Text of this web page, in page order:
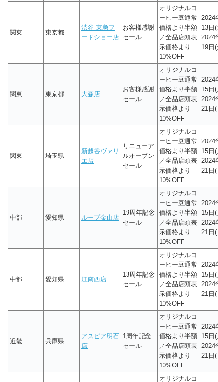
関東 東京都
渋谷 東急フ
ードショー店
お客様感謝
セール
オリジナルコ
ーヒー豆通常
価格より半額
／全品店頭表
示価格より
10%OFF
2024
13日
2024
19日(
関東 東京都 大森店
お客様感謝
セール
オリジナルコ
ーヒー豆通常
価格より半額
／全品店頭表
示価格より
10%OFF
2024
15日
2024
21日(
関東 埼玉県
新越谷ヴァリ
エ店
リニューア
ルオープン
セール
オリジナルコ
ーヒー豆通常
価格より半額
／全品店頭表
示価格より
10%OFF
2024
15日
2024
21日(
中部 愛知県 ループ金山店
19周年記念
セール
オリジナルコ
ーヒー豆通常
価格より半額
／全品店頭表
示価格より
10%OFF
2024
15日
2024
21日(
中部 愛知県 江南西店
13周年記念
セール
オリジナルコ
ーヒー豆通常
価格より半額
／全品店頭表
示価格より
10%OFF
2024
15日
2024
21日(
近畿 兵庫県
アスピア明石
店
1周年記念
セール
オリジナルコ
ーヒー豆通常
価格より半額
／全品店頭表
示価格より
10%OFF
2024
15日
2024
21日(
オリジナルコ